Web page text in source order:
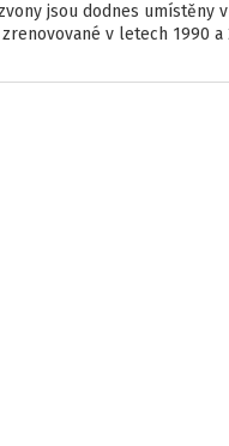
jsou dodnes
v letech 1990